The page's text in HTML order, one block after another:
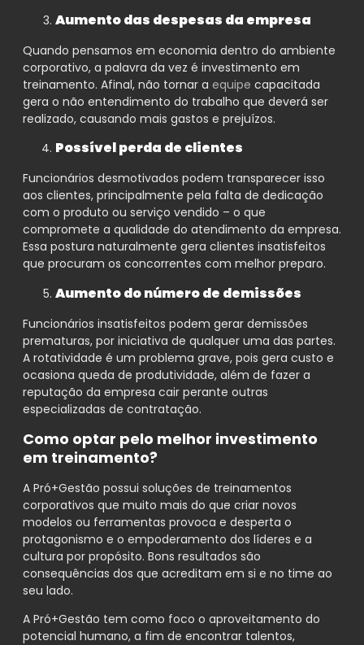
Aumento das despesas da empresa
Quando pensamos em economia dentro do ambiente
corporativo, a palavra da vez é investimento em
treinamento. Afinal, não tornar a equipe capacitada
gera o não entendimento do trabalho que deverá ser
realizado, causando mais gastos e prejuízos.
Possível perda de clientes
Funcionários desmotivados podem transparecer isso
aos clientes, principalmente pela falta de dedicação
com o produto ou serviço vendido – o que
compromete a qualidade do atendimento da empresa.
Essa postura naturalmente gera clientes insatisfeitos
que procuram os concorrentes com melhor preparo.
Aumento do número de demissões
Funcionários insatisfeitos podem gerar demissões
prematuras, por iniciativa de qualquer uma das partes.
A rotatividade é um problema grave, pois gera custo e
ocasiona queda de produtividade, além de fazer a
reputação da empresa cair perante outras
especializadas de contratação.
Como optar pelo melhor investimento
em treinamento?
A Pró+Gestão possui soluções de treinamentos
corporativos que muito mais do que criar novos
modelos ou ferramentas provoca e desperta o
protagonismo e o empoderamento dos líderes e a
cultura por propósito. Bons resultados são
consequências dos que acreditam em si e no time ao
seu lado.
A Pró+Gestão tem como foco o aproveitamento do
potencial humano, a fim de encontrar talentos,